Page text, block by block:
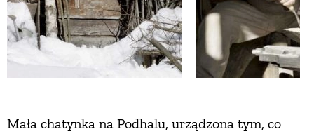
Mała chatynka na Podhalu, urządzona tym, co
GRZYBY
KRAJOBRAZ